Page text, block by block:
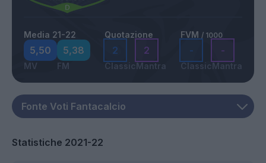
Media 21-22
5,50
MV
5,38
FM
Quotazione
2
Classic
2
Mantra
FVM / 1000
-
Classic
-
Mantra
Statistiche 2021-22